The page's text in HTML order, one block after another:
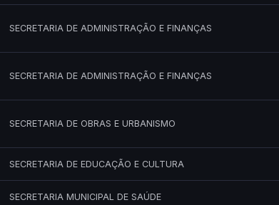
SECRETARIA DE ADMINISTRAÇÃO E FINANÇAS
SECRETARIA DE ADMINISTRAÇÃO E FINANÇAS
SECRETARIA DE OBRAS E URBANISMO
SECRETARIA DE EDUCAÇÃO E CULTURA
SECRETARIA MUNICIPAL DE SAÚDE